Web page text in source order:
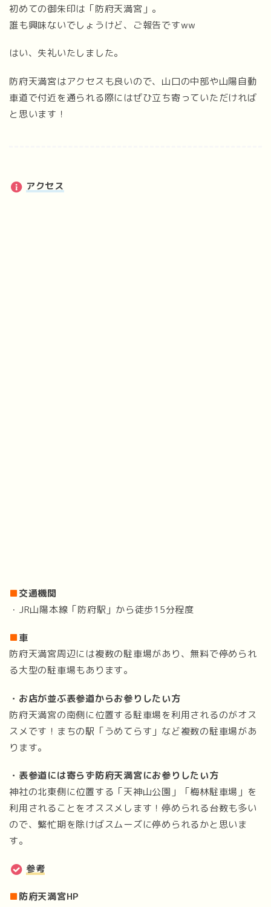
初めての御朱印は「防府天満宮」。
誰も興味ないでしょうけど、ご報告ですww
はい、失礼いたしました。
防府天満宮はアクセスも良いので、山口の中部や山陽自動
車道で付近を通られる際にはぜひ立ち寄っていただければ
と思います！
アクセス
■交通機関
・JR山陽本線「防府駅」から徒歩15分程度
■車
防府天満宮周辺には複数の駐車場があり、無料で停められ
る大型の駐車場もあります。
・お店が並ぶ表参道からお参りしたい方
防府天満宮の南側に位置する駐車場を利用されるのがオス
スメです！まちの駅「うめてらす」など複数の駐車場があ
ります。
・表参道には寄らず防府天満宮にお参りしたい方
神社の北東側に位置する「天神山公園」「梅林駐車場」を
利用されることをオススメします！停められる台数も多い
ので、繁忙期を除けばスムーズに停められるかと思いま
す。
参考
■防府天満宮HP